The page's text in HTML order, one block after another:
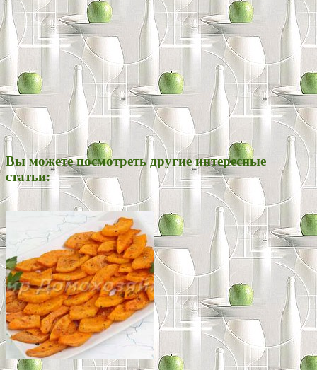
Вы можете посмотреть другие интересные
статьи: